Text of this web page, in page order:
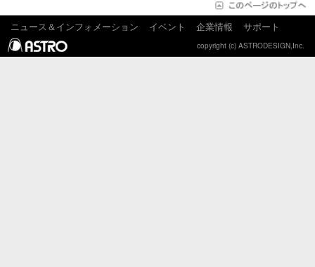
ニュース＆インフォメーション イベント 企業情報 サポート
copyright (c) ASTRODESIGN,Inc.